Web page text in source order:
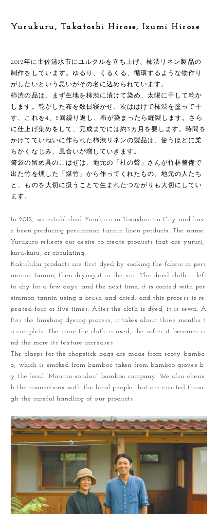
Yurukuru, Takatoshi Hirose, Izumi Hirose
2012年に土佐清水市にユルクルを立ち上げ、柿渋リネン製品の
制作をしています。ゆるり、くるくる、循環するような物作り
がしたいという思いがその名に込められています。
柿渋の品は、まず生地を柿渋に漬けて染め、太陽に干して乾か
します。乾かした布を数日寝かせ、次ははけで柿渋を塗って干
す、これを4、5回繰り返し、布が染まったら縫製します。さら
に仕上げ染めをして、完成までには約3カ月を要します。時間を
かけてていねいに作られた柿渋リネンの製品は、使うほどに柔
らかくなじみ、風合いが増していきます。
箸袋の留め具のこはぜは、地元の「杜の聲」さんが竹林整備で
出た竹を燻した「煤竹」から作ってくれたもの。地元の人たち
と、ものを大切に扱うことで生まれたつながりも大切にしてい
ます。
In 2012, we established Yurukuru in Tosashimizu City and hav
e been producing persimmon tannin linen products. The name
Yurukuru reflects our desire to create products that are yururi,
kuru-kuru, or circulating.
Kakishibu products are first dyed by soaking the fabric in pers
immon tannin, then drying it in the sun. The dried cloth is left
to dry for a few days, and the next time, it is coated with per
simmon tannin using a brush and dried, and this process is re
peated four or five times. After the cloth is dyed, it is sewn. A
fter the finishing dyeing process, it takes about three months t
o complete. The more the cloth is used, the softer it becomes a
nd the more its texture increases.
The clasps for the chopstick bags are made from sooty bambo
o, which is smoked from bamboo taken from bamboo groves b
y the local “Mori-no-soudou” bamboo company. We also cheris
h the connections with the local people that are created throu
gh the careful handling of our products.